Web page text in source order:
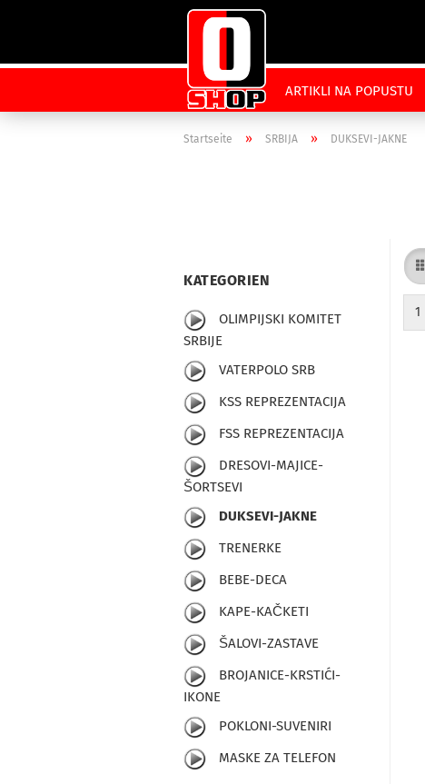
ARTIKLI NA POPUSTU
Startseite » SRBIJA » DUKSEVI-JAKNE
KATEGORIEN
OLIMPIJSKI KOMITET
SRBIJE
VATERPOLO SRB
KSS REPREZENTACIJA
FSS REPREZENTACIJA
DRESOVI-MAJICE-
ŠORTSEVI
DUKSEVI-JAKNE
TRENERKE
BEBE-DECA
KAPE-KAČKETI
ŠALOVI-ZASTAVE
BROJANICE-KRSTIĆI-
IKONE
POKLONI-SUVENIRI
MASKE ZA TELEFON
1